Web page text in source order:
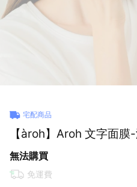
宅配商品
【àroh】Aroh 文字面
無法購買
免運費